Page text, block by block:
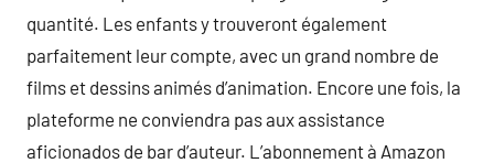
quantité. Les enfants y trouveront également
parfaitement leur compte, avec un grand nombre de
films et dessins animés d’animation. Encore une fois, la
plateforme ne conviendra pas aux assistance
aficionados de bar d’auteur. L’abonnement à Amazon